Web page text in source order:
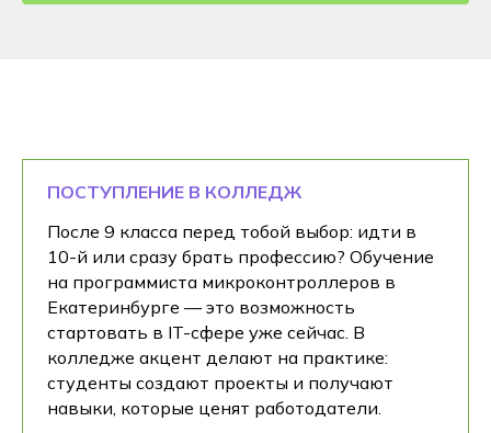
ПОСТУПЛЕНИЕ В КОЛЛЕДЖ
После 9 класса перед тобой выбор: идти в
10-й или сразу брать профессию? Обучение
на программиста микроконтроллеров в
Екатеринбурге — это возможность
стартовать в IT-сфере уже сейчас. В
колледже акцент делают на практике:
студенты создают проекты и получают
навыки, которые ценят работодатели.